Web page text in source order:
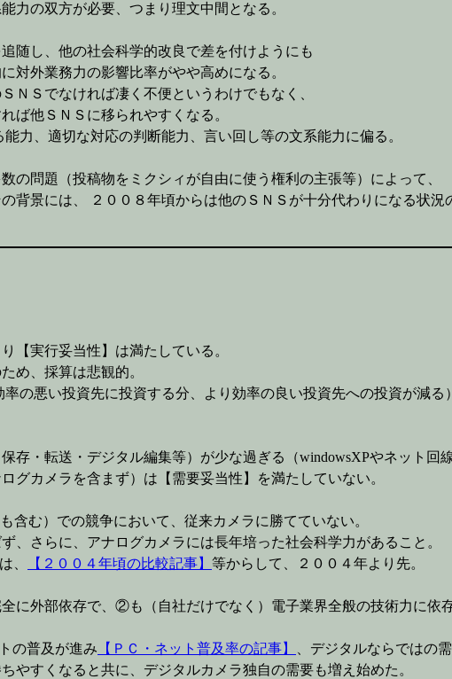
力の双方が必要、つまり理文中間となる。
随し、他の社会科学的改良で差を付けようにも
対外業務力の影響比率がやや高めになる。
ＮＳでなければ凄く不便というわけでもなく、
ば他ＳＮＳに移られやすくなる。
力、適切な対応の判断能力、言い回し等の文系能力に偏る。
の問題（投稿物をミクシィが自由に使う権利の主張等）によって、
背景には、 ２００８年頃からは他のＳＮＳが十分代わりになる状況
【実行妥当性】は満たしている。
め、採算は悲観的。
の悪い投資先に投資する分、より効率の良い投資先への投資が減る
・転送・デジタル編集等）が少な過ぎる（windowsXPやネット回
カメラを含まず）は【需要妥当性】を満たしていない。
む）での競争において、従来カメラに勝てていない。
らに、アナログカメラには長年培った社会科学力があること。
、
【２００４年頃の比較記事】 等からして、２００４年より先。
に外部依存で、②も（自社だけでなく）電子業界全般の技術力に依
の普及が進み 【ＰＣ・ネット普及率の記事】
、デジタルならではの
やすくなると共に、デジタルカメラ独自の需要も増え始めた。